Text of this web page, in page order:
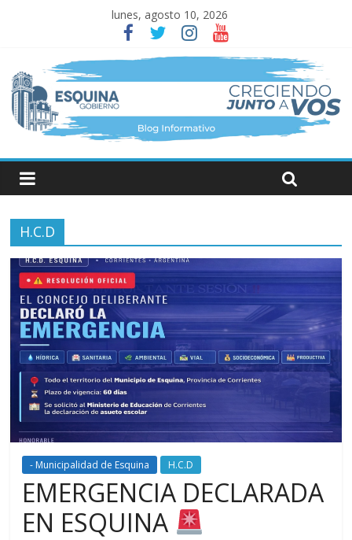
lunes, agosto 10, 2026
H.C.D
- Municipalidad de Esquina H.C.D
EMERGENCIA DECLARADA
EN ESQUINA